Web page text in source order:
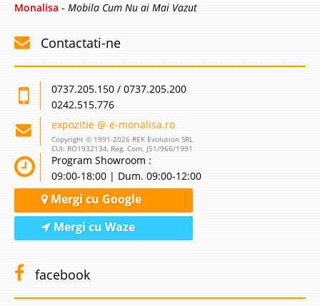
Monalisa - Mobila Cum Nu ai Mai Vazut
Contactati-ne
0737.205.150 / 0737.205.200
0242.515.776
expozitie @ e-monalisa.ro
Copyright © 1991-2026 REK Evolution SRL
CUI: RO1932134, Reg. Com. J51/966/1991
Program Showroom :
09:00-18:00 | Dum. 09:00-12:00
Mergi cu Google
Mergi cu Waze
facebook